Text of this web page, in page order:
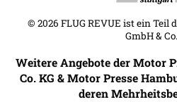
© 2026 FLUG REVUE ist ein Teil
GmbH &
Weitere Angebote der Motor
Co. KG & Motor Presse
deren